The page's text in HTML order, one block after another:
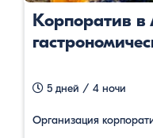
Корпоратив
5 дней / 4 ночи
Организация